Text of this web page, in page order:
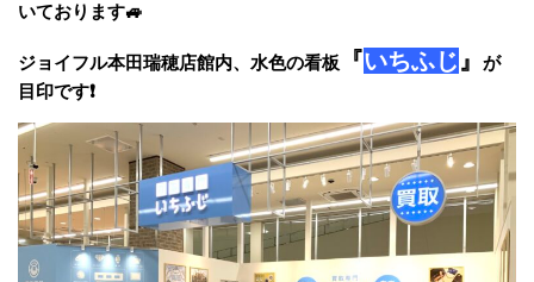
いております🚙
ジョイフル本田瑞穂店館内、水色の看板 『いちふじ』
が
目印です❗